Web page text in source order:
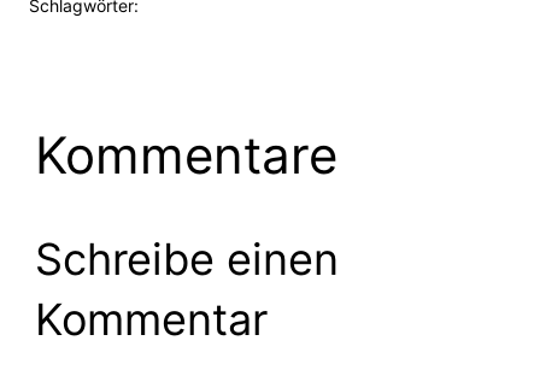
Schlagwörter:
Kommentare
Schreibe einen
Kommentar